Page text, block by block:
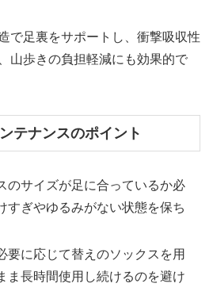
で足裏をサポートし、衝撃吸収性
山歩きの負担軽減にも効果的で
テナンスのポイント
のサイズが足に合っているか必
すぎやゆるみがない状態を保ち
要に応じて替えのソックスを用
ま長時間使用し続けるのを避け